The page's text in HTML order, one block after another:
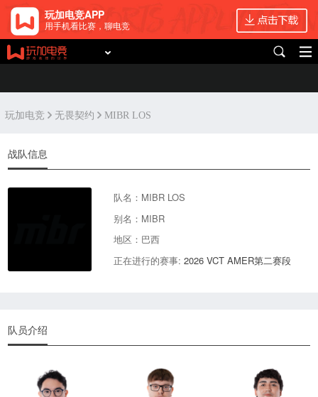
玩加电竞APP
用手机看比赛，聊电竞
玩加电竞 无畏契约 MIBR LOS
战队信息
队名：MIBR LOS
别名：MIBR
地区：巴西
正在进行的赛事:2026 VCT AMER第二赛段
队员介绍